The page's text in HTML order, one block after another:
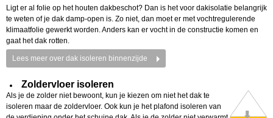
Ligt er al folie op het houten dakbeschot? Dan is het voor dakisolatie belangrijk
te weten of je dak damp-open is. Zo niet, dan moet er met vochtregulerende
klimaatfolie gewerkt worden. Anders kan er vocht in de constructie komen en
gaat het dak rotten.
Lees meer over dak isoleren binnenzijde
Zoldervloer isoleren
Als je de zolder niet bewoont, kun je kiezen om niet het dak te
isoleren maar de zoldervloer. Ook kun je het plafond isoleren van